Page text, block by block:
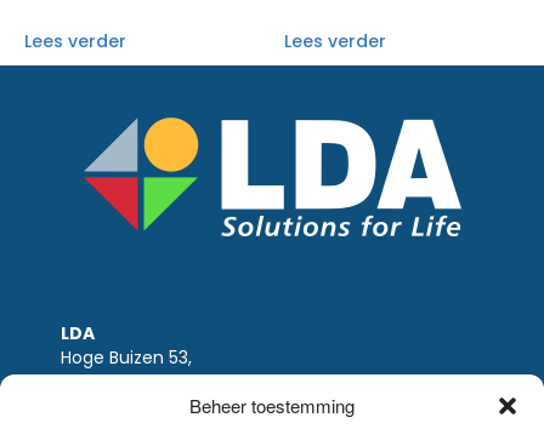
Beheer toestemming
Lees verder Lees verder
LDA
Hoge Buizen 53,
1980 EPPEGEM
Tel +32 (0)2-266.13.13